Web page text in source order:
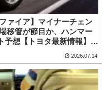
ァイア】マイナーチェン
移管が節目か、ハンマー
想【トヨタ最新情報】
税込価格559万9000円か
2026.07.14